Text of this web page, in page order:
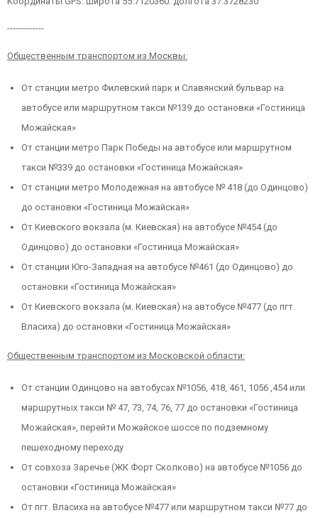
-------------
Общественным транспортом из Москвы:
От станции метро Филевский парк и Славянский бульвар на
автобусе или маршрутном такси №139 до остановки «Гостиница
Можайская»
От станции метро Парк Победы на автобусе или маршрутном
такси №339 до остановки «Гостиница Можайская»
От станции метро Молодежная на автобусе № 418 (до Одинцово)
до остановки «Гостиница Можайская»
От Киевского вокзала (м. Киевская) на автобусе №454 (до
Одинцово) до остановки «Гостиница Можайская»
От станции Юго-Западная на автобусе №461 (до Одинцово) до
остановки «Гостиница Можайская»
От Киевского вокзала (м. Киевская) на автобусе №477 (до пгт.
Власиха) до остановки «Гостиница Можайская»
Общественным транспортом из Московской области:
От станции Одинцово на автобусах №1056, 418, 461, 1056 ,454 или
маршрутных такси № 47, 73, 74, 76, 77 до остановки «Гостиница
Можайская», перейти Можайское шоссе по подземному
пешеходному переходу
От совхоза Заречье (ЖК Форт Сколково) на автобусе №1056 до
остановки «Гостиница Можайская»
От пгт. Власиха на автобусе №477 или маршрутном такси №77 до